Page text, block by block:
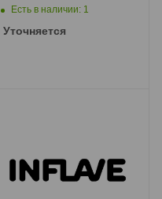
Есть в наличии: 1
Уточняется